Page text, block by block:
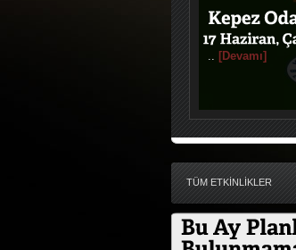
.. [Devamı]
TÜM ETKİNLİKLER
ÖZEL ETKİNLİK